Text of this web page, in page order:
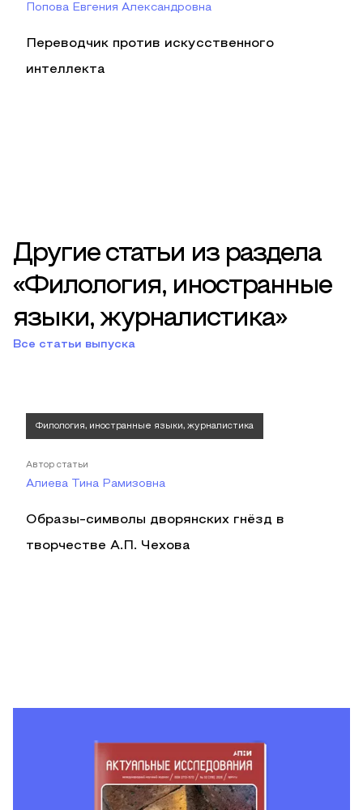
Попова Евгения Александровна
Переводчик против искусственного
интеллекта
Другие статьи из раздела
«Филология, иностранные
языки, журналистика»
Все статьи выпуска
Филология, иностранные языки, журналистика
Автор статьи
Алиева Тина Рамизовна
Образы-символы дворянских гнёзд в
творчестве А.П. Чехова